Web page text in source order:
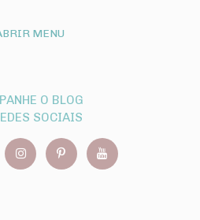
MENU
O BLOG
SOCIAIS